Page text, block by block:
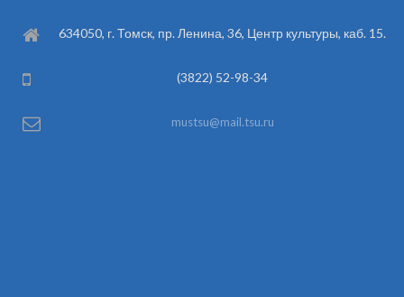
634050, г. Томск, пр. Ленина, 36, Центр культуры, каб. 15.
(3822) 52-98-34
mustsu@mail.tsu.ru